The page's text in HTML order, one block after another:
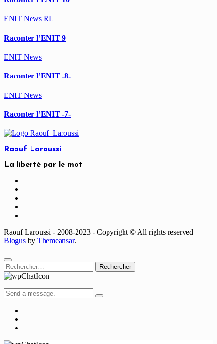
ENIT News RL
Raconter l’ENIT 9
ENIT News
Raconter l’ENIT -8-
ENIT News
Raconter l’ENIT -7-
Raouf Laroussi
La liberté par le mot
Raouf Laroussi - 2008-2023 - Copyright © All rights reserved |
Blogus by Themeansar.
Rechercher :